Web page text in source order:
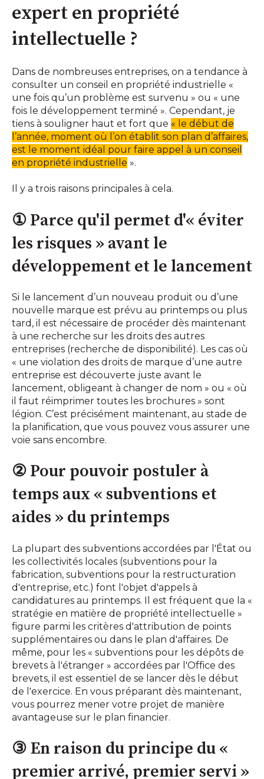
expert en propriété
intellectuelle ?
Dans de nombreuses entreprises, on a tendance à
consulter un conseil en propriété industrielle «
une fois qu’un problème est survenu » ou « une
fois le développement terminé ». Cependant, je
tiens à souligner haut et fort que « le début de
l’année, moment où l’on établit son plan d’affaires,
est le moment idéal pour faire appel à un conseil
en propriété industrielle ».
Il y a trois raisons principales à cela.
① Parce qu'il permet d'« éviter
les risques » avant le
développement et le lancement
Si le lancement d’un nouveau produit ou d’une
nouvelle marque est prévu au printemps ou plus
tard, il est nécessaire de procéder dès maintenant
à une recherche sur les droits des autres
entreprises (recherche de disponibilité). Les cas où
« une violation des droits de marque d’une autre
entreprise est découverte juste avant le
lancement, obligeant à changer de nom » ou « où
il faut réimprimer toutes les brochures » sont
légion. C’est précisément maintenant, au stade de
la planification, que vous pouvez vous assurer une
voie sans encombre.
② Pour pouvoir postuler à
temps aux « subventions et
aides » du printemps
La plupart des subventions accordées par l'État ou
les collectivités locales (subventions pour la
fabrication, subventions pour la restructuration
d'entreprise, etc.) font l'objet d'appels à
candidatures au printemps. Il est fréquent que la «
stratégie en matière de propriété intellectuelle »
figure parmi les critères d'attribution de points
supplémentaires ou dans le plan d'affaires. De
même, pour les « subventions pour les dépôts de
brevets à l'étranger » accordées par l'Office des
brevets, il est essentiel de se lancer dès le début
de l'exercice. En vous préparant dès maintenant,
vous pourrez mener votre projet de manière
avantageuse sur le plan financier.
③ En raison du principe du «
premier arrivé, premier servi »